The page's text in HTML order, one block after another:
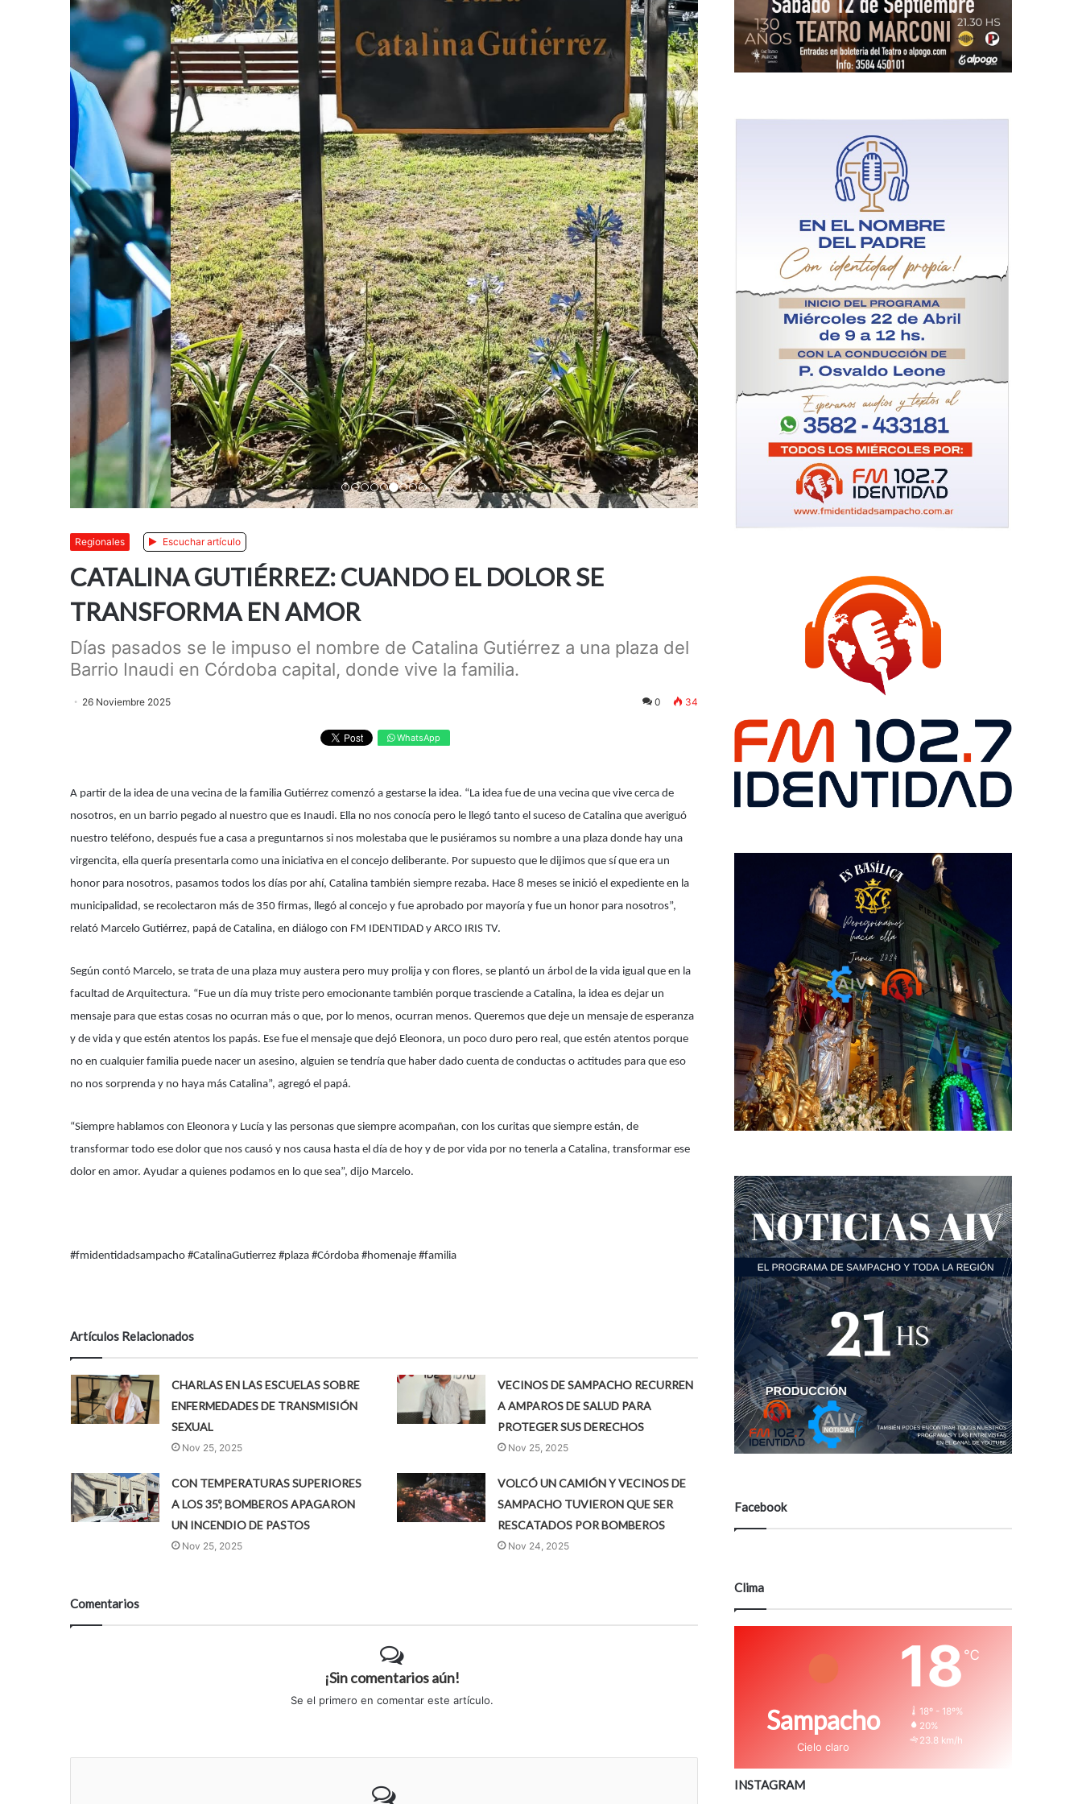
AnteriorSiguiente
Regionales Escuchar artículo
CATALINA GUTIÉRREZ: CUANDO EL DOLOR SE
TRANSFORMA EN AMOR
Días pasados se le impuso el nombre de Catalina Gutiérrez a una plaza del
Barrio Inaudi en Córdoba capital, donde vive la familia.
26 Noviembre 2025 0 34
WhatsApp
A partir de la idea de una vecina de la familia Gutiérrez comenzó a gestarse la idea. “La idea fue de una vecina que vive cerca de
nosotros, en un barrio pegado al nuestro que es Inaudi. Ella no nos conocía pero le llegó tanto el suceso de Catalina que averiguó
nuestro teléfono, después fue a casa a preguntarnos si nos molestaba que le pusiéramos su nombre a una plaza donde hay una
virgencita, ella quería presentarla como una iniciativa en el concejo deliberante. Por supuesto que le dijimos que sí que era un
honor para nosotros, pasamos todos los días por ahí, Catalina también siempre rezaba. Hace 8 meses se inició el expediente en la
municipalidad, se recolectaron más de 350 firmas, llegó al concejo y fue aprobado por mayoría y fue un honor para nosotros”,
relató Marcelo Gutiérrez, papá de Catalina, en diálogo con FM IDENTIDAD y ARCO IRIS TV.
Según contó Marcelo, se trata de una plaza muy austera pero muy prolija y con flores, se plantó un árbol de la vida igual que en la
facultad de Arquitectura. “Fue un día muy triste pero emocionante también porque trasciende a Catalina, la idea es dejar un
mensaje para que estas cosas no ocurran más o que, por lo menos, ocurran menos. Queremos que deje un mensaje de esperanza
y de vida y que estén atentos los papás. Ese fue el mensaje que dejó Eleonora, un poco duro pero real, que estén atentos porque
no en cualquier familia puede nacer un asesino, alguien se tendría que haber dado cuenta de conductas o actitudes para que eso
no nos sorprenda y no haya más Catalina”, agregó el papá.
“Siempre hablamos con Eleonora y Lucía y las personas que siempre acompañan, con los curitas que siempre están, de
transformar todo ese dolor que nos causó y nos causa hasta el día de hoy y de por vida por no tenerla a Catalina, transformar ese
dolor en amor. Ayudar a quienes podamos en lo que sea”, dijo Marcelo.
#fmidentidadsampacho #CatalinaGutierrez #plaza #Córdoba #homenaje #familia
Artículos Relacionados
CHARLAS EN LAS ESCUELAS SOBRE
ENFERMEDADES DE TRANSMISIÓN
SEXUAL
Nov 25, 2025
VECINOS DE SAMPACHO RECURREN
A AMPAROS DE SALUD PARA
PROTEGER SUS DERECHOS
Nov 25, 2025
CON TEMPERATURAS SUPERIORES
A LOS 35º, BOMBEROS APAGARON
UN INCENDIO DE PASTOS
Nov 25, 2025
VOLCÓ UN CAMIÓN Y VECINOS DE
SAMPACHO TUVIERON QUE SER
RESCATADOS POR BOMBEROS
Nov 24, 2025
Comentarios
¡Sin comentarios aún!
Se el primero en comentar este artículo.
Facebook
Clima
Sampacho
Cielo claro
18℃
18º - 18º%
20%
23.8 km/h
INSTAGRAM